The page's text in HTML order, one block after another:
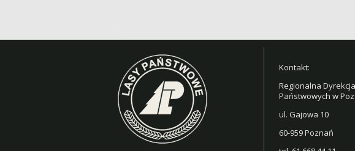
Kontakt:
Regionalna
Państwowych w
ul. Gajowa 10
60-959 Poznań